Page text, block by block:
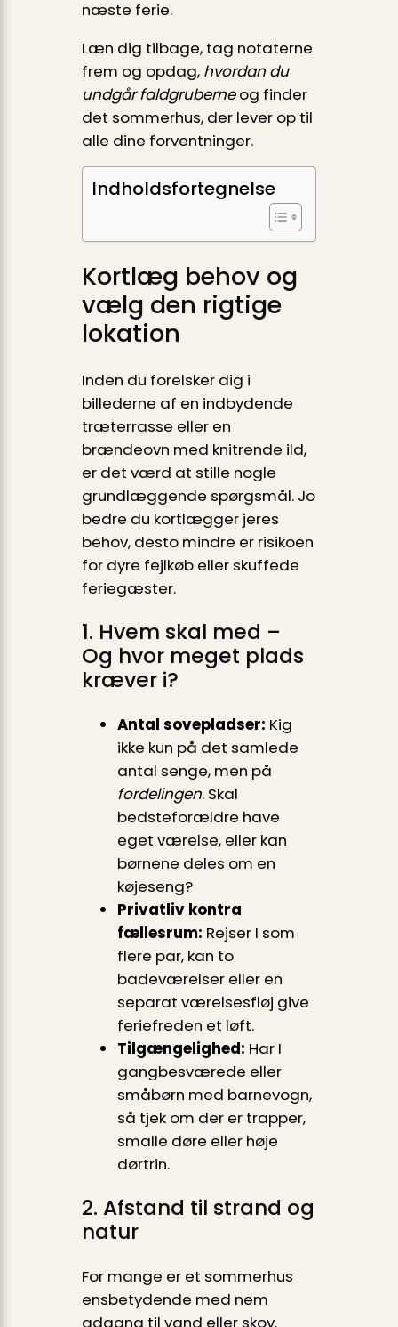
næste ferie.
Læn dig tilbage, tag notaterne
frem og opdag, hvordan du
undgår faldgruberneog finder
det sommerhus, der lever op til
alle dine forventninger.
Indholdsfortegnelse
Kortlæg behov og
vælg den rigtige
lokation
Inden du forelsker dig i
billederne af en indbydende
træterrasse eller en
brændeovn med knitrende ild,
er det værd at stille nogle
grundlæggende spørgsmål. Jo
bedre du kortlægger jeres
behov, desto mindre er risikoen
for dyre fejlkøb eller skuffede
feriegæster.
1. Hvem skal med –
Og hvor meget plads
kræver i?
Antal sovepladser: Kig
ikke kun på det samlede
antal senge, men på
fordelingen. Skal
bedsteforældre have
eget værelse, eller kan
børnene deles om en
køjeseng?
Privatliv kontra
fællesrum: Rejser I som
flere par, kan to
badeværelser eller en
separat værelsesfløj give
feriefreden et løft.
Tilgængelighed: Har I
gangbesværede eller
småbørn med barnevogn,
så tjek om der er trapper,
smalle døre eller høje
dørtrin.
2. Afstand til strand og
natur
For mange er et sommerhus
ensbetydende med nem